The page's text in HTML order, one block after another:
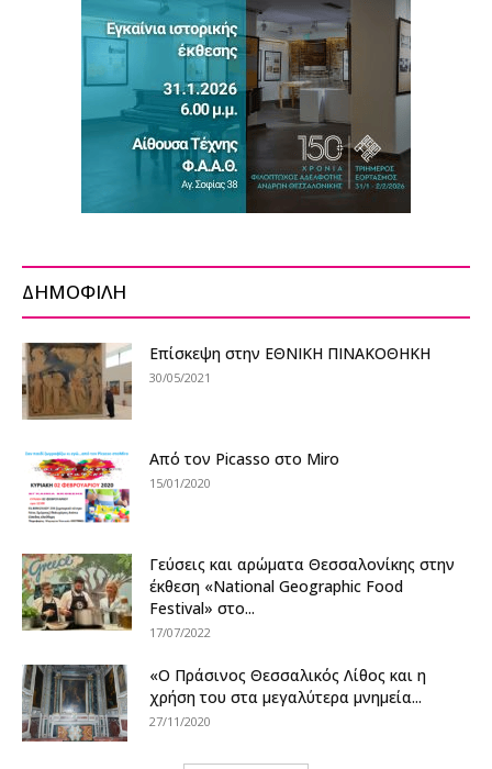
ΔΗΜΟΦΙΛΗ
Επίσκεψη στην ΕΘΝΙΚΗ ΠΙΝΑΚΟΘΗΚΗ
30/05/2021
Από τον Picasso στο Miro
15/01/2020
Γεύσεις και αρώματα Θεσσαλονίκης στην
έκθεση «National Geographic Food
Festival» στο...
17/07/2022
«Ο Πράσινος Θεσσαλικός Λίθος και η
χρήση του στα μεγαλύτερα μνημεία...
27/11/2020